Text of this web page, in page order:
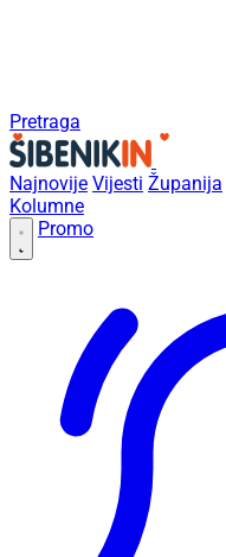
Pretraga
Najnovije Vijesti Županija
Kolumne
Promo